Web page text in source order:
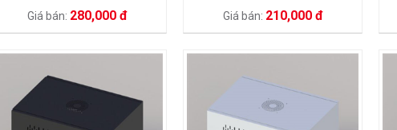
Giá bán: 280,000 đ
Giá bán: 210,000 đ